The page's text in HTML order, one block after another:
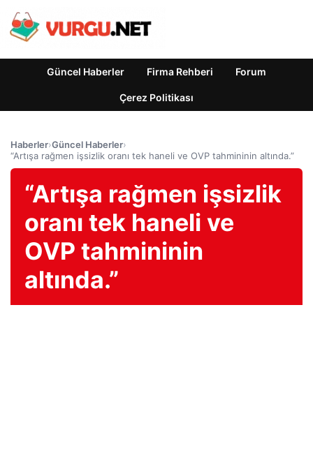
Güncel Haberler Firma Rehberi Forum
Çerez Politikası
Haberler›Güncel Haberler›
“Artışa rağmen işsizlik oranı tek haneli ve OVP tahmininin altında.”
“Artışa rağmen işsizlik
oranı tek haneli ve
OVP tahmininin
altında.”